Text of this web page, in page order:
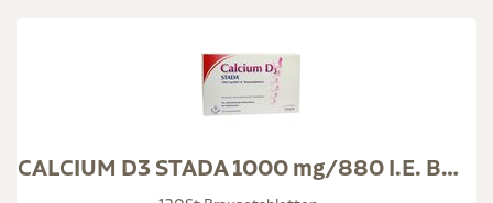
CALCIUM D3 STADA 1000 mg/880 I.E. Brausetabletten